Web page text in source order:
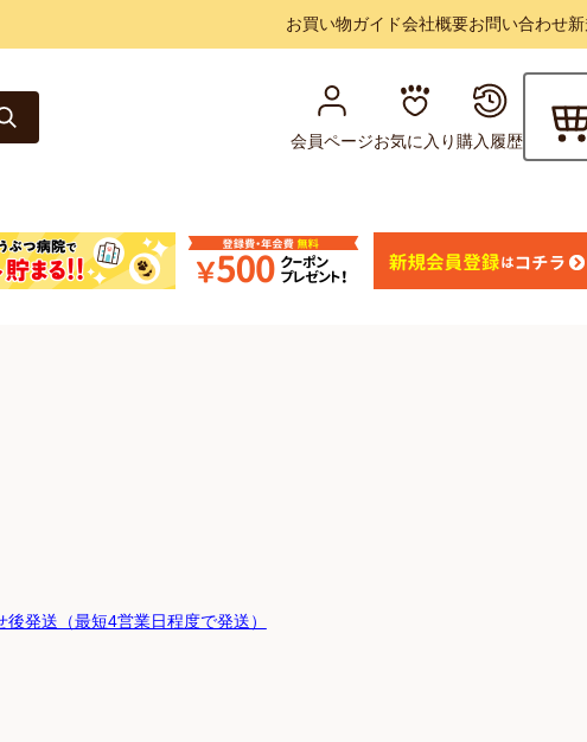
お買い物ガイド会社概要お問い合わせ
会員ページお気に入り購入履歴
後発送（最短4営業日程度で発送）